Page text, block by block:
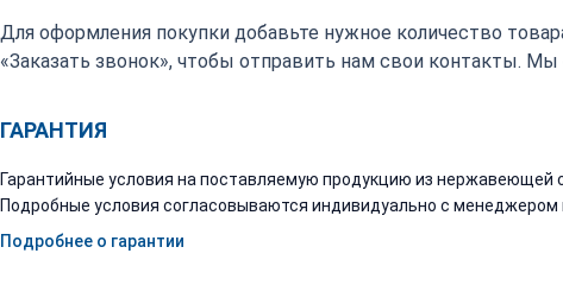
Для оформления покупки добавьте нужное количество
«Заказать звонок», чтобы отправить нам свои контакты.
ГАРАНТИЯ
Гарантийные условия на поставляемую продукцию из нержавеющей
Подробные условия согласовываются индивидуально с менеджером
Подробнее о гарантии